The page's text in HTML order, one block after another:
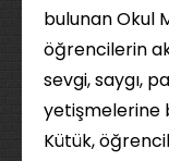
bulunan Okul
öğrencilerin
sevgi, saygı,
yetişmelerine
Kütük,